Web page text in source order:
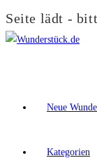
Seite lädt -
Zum
Neue
Kategorien